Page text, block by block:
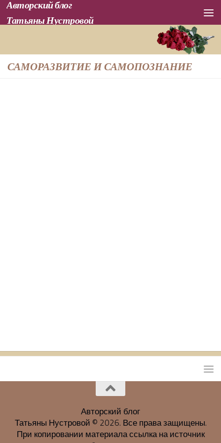
Перейти к содержимому
Авторский блог
Татьяны Нустровой
САМОРАЗВИТИЕ И САМОПОЗНАНИЕ
Авторский блог
Татьяны Нустровой © 2026. Все права защищены.
При копировании материала ссылка на источник